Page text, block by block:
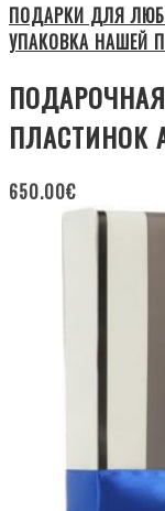
ПОДАРКИ ДЛЯ
УПАКОВКА НАШЕЙ
ПЛАСТИНОК
650.00€